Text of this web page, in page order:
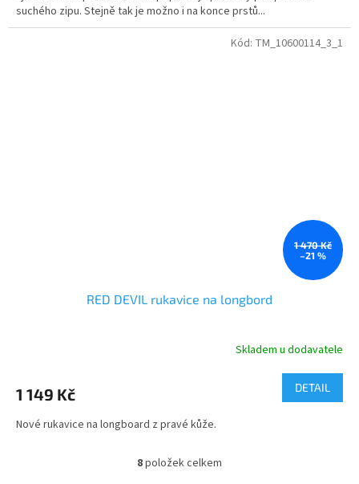
suchého zipu. Stejně tak je možno i na konce prstů...
1 470 Kč
–21 %
RED DEVIL rukavice na longbord
Skladem u dodavatele
1 149 Kč DETAIL
Nové rukavice na longboard z pravé kůže.
Kód: TM_10600114_3_1
O
8položek celkem